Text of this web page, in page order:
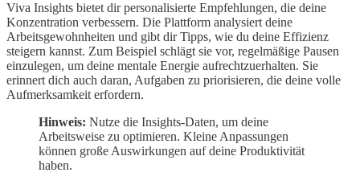
Viva Insights bietet dir personalisierte Empfehlungen, die deine
Konzentration verbessern. Die Plattform analysiert deine
Arbeitsgewohnheiten und gibt dir Tipps, wie du deine Effizienz
steigern kannst. Zum Beispiel schlägt sie vor, regelmäßige Pausen
einzulegen, um deine mentale Energie aufrechtzuerhalten. Sie
erinnert dich auch daran, Aufgaben zu priorisieren, die deine volle
Aufmerksamkeit erfordern.
Hinweis: Nutze die Insights-Daten, um deine
Arbeitsweise zu optimieren. Kleine Anpassungen
können große Auswirkungen auf deine Produktivität
haben.